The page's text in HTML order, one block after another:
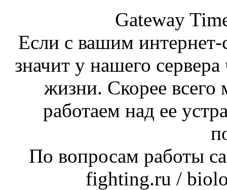
Gateway
Если с вашим интернет-
значит у нашего
жизни. Скорее
работаем над ее
По вопросам работы
fighting.ru /